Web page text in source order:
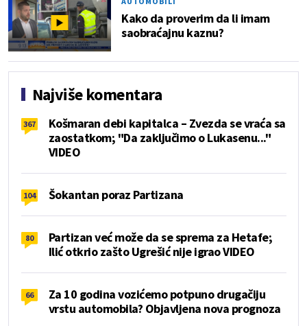
Kako da proverim da li imam
saobraćajnu kaznu?
Najviše komentara
367
Košmaran debi kapitalca – Zvezda se vraća sa
zaostatkom; "Da zaključimo o Lukasenu..."
VIDEO
104 Šokantan poraz Partizana
80
Partizan već može da se sprema za Hetafe;
Ilić otkrio zašto Ugrešić nije igrao VIDEO
66
Za 10 godina vozićemo potpuno drugačiju
vrstu automobila? Objavljena nova prognoza